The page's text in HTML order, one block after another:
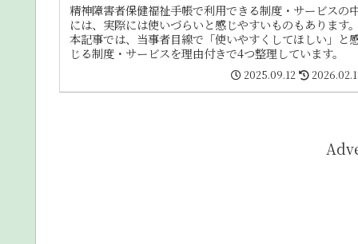
精神障害者保健福祉手帳で利用できる制度・サービスの
には、実際には使いづらいと感じやすいものもあります
本記事では、当事者目線で「使いやすくしてほしい」と
じる制度・サービスを理由付きで4つ整理しています。
2025.09.12